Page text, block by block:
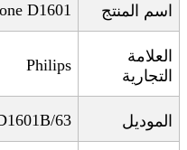
اسم المنتج D1601
العلامة
التجارية
Philips
الموديل 63